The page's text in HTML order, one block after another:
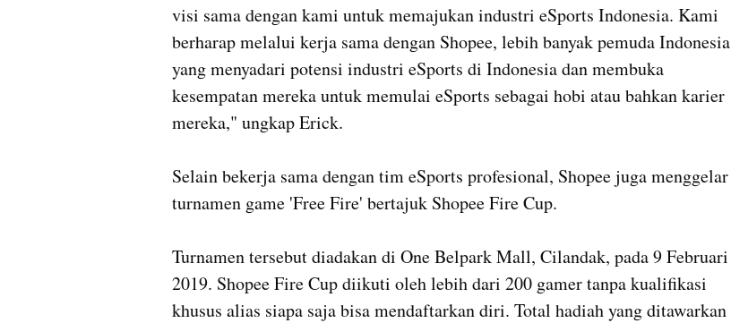
visi sama dengan kami untuk memajukan industri eSports Indonesia. Kami
berharap melalui kerja sama dengan Shopee, lebih banyak pemuda Indonesia
yang menyadari potensi industri eSports di Indonesia dan membuka
kesempatan mereka untuk memulai eSports sebagai hobi atau bahkan karier
mereka," ungkap Erick.
Selain bekerja sama dengan tim eSports profesional, Shopee juga menggelar
turnamen game 'Free Fire' bertajuk Shopee Fire Cup.
Turnamen tersebut diadakan di One Belpark Mall, Cilandak, pada 9 Februari
2019. Shopee Fire Cup diikuti oleh lebih dari 200 gamer tanpa kualifikasi
khusus alias siapa saja bisa mendaftarkan diri. Total hadiah yang ditawarkan